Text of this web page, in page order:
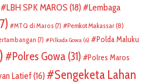
LBH SPK MAROS (18)
Lembaga
MTQ di Maros (7) Pemkot Makassar (8)
(7) Pilkada Gowa (6)
Polda Maluku
Polres Gowa (31)
Polres Maros
Latief(16)
Sengeketa Lahan